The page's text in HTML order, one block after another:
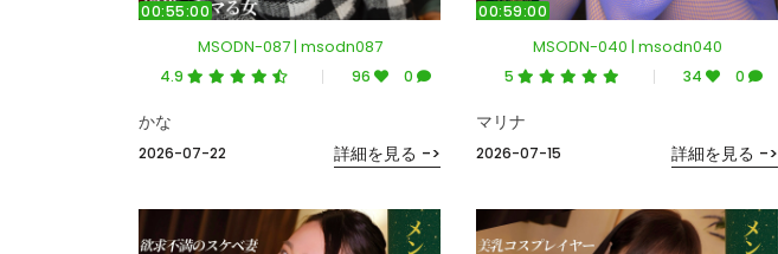
00:55:00
MSODN-087 | msodn087
4.9 96 0
2026-07-22
かな
詳細を見る ->
00:59:00
MSODN-040 | msodn040
5 34 0
2026-07-15
マリナ
詳細を見る ->